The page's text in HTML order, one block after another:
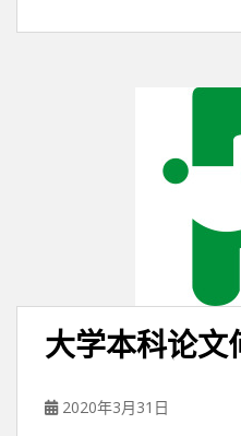
大学本科论文
2020年3月31日